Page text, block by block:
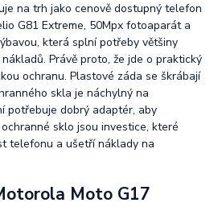
na trh jako cenově dostupný telefon
G81 Extreme, 50Mpx fotoaparát a
která splní potřeby většiny
Právě proto, že jde o praktický
ochranu. Plastové záda se škrábají
skla je náchylný na
potřebuje dobrý adaptér, aby
sklo jsou investice, které
telefonu a ušetří náklady na
Moto G17